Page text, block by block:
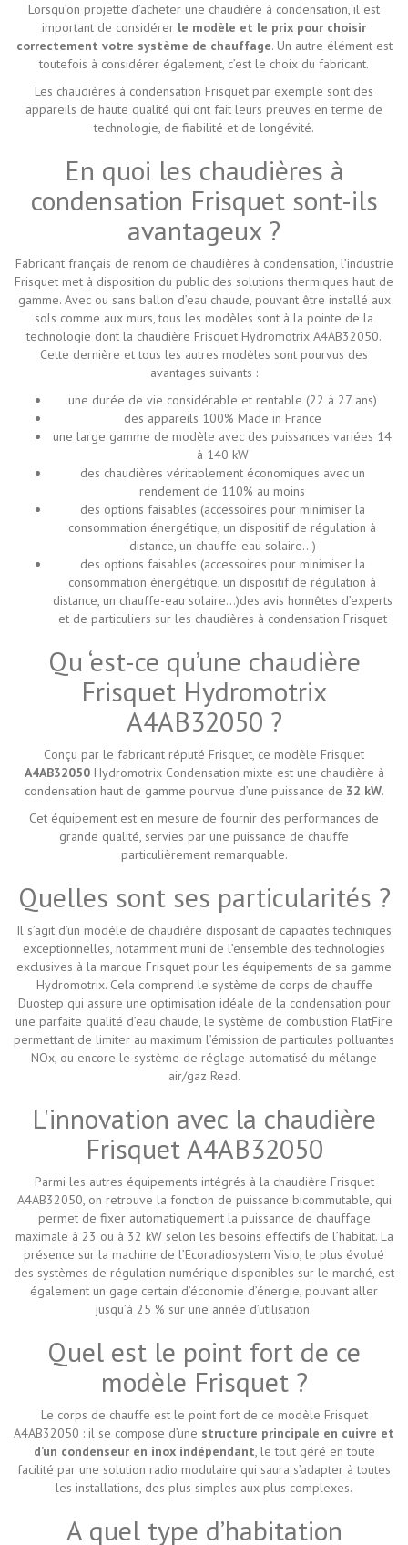
Lorsqu’on projette d’acheter une chaudière à condensation, il est
important de considérer le modèle et le prix pour choisir
correctement votre système de chauffage. Un autre élément est
toutefois à considérer également, c’est le choix du fabricant.
Les chaudières à condensation Frisquet par exemple sont des
appareils de haute qualité qui ont fait leurs preuves en terme de
technologie, de fiabilité et de longévité.
En quoi les chaudières à
condensation Frisquet sont-ils
avantageux ?
Fabricant français de renom de chaudières à condensation, l’industrie
Frisquet met à disposition du public des solutions thermiques haut de
gamme. Avec ou sans ballon d’eau chaude, pouvant être installé aux
sols comme aux murs, tous les modèles sont à la pointe de la
technologie dont la chaudière Frisquet Hydromotrix A4AB32050.
Cette dernière et tous les autres modèles sont pourvus des
avantages suivants :
une durée de vie considérable et rentable (22 à 27 ans)
des appareils 100% Made in France
une large gamme de modèle avec des puissances variées 14
à 140 kW
des chaudières véritablement économiques avec un
rendement de 110% au moins
des options faisables (accessoires pour minimiser la
consommation énergétique, un dispositif de régulation à
distance, un chauffe-eau solaire...)
des options faisables (accessoires pour minimiser la
consommation énergétique, un dispositif de régulation à
distance, un chauffe-eau solaire...)des avis honnêtes d’experts
et de particuliers sur les chaudières à condensation Frisquet
Qu ‘est-ce qu’une chaudière
Frisquet Hydromotrix
A4AB32050 ?
Conçu par le fabricant réputé Frisquet, ce modèle Frisquet
A4AB32050Hydromotrix Condensation mixte est une chaudière à
condensation haut de gamme pourvue d’une puissance de 32 kW.
Cet équipement est en mesure de fournir des performances de
grande qualité, servies par une puissance de chauffe
particulièrement remarquable.
Quelles sont ses particularités ?
Il s’agit d’un modèle de chaudière disposant de capacités techniques
exceptionnelles, notamment muni de l’ensemble des technologies
exclusives à la marque Frisquet pour les équipements de sa gamme
Hydromotrix. Cela comprend le système de corps de chauffe
Duostep qui assure une optimisation idéale de la condensation pour
une parfaite qualité d’eau chaude, le système de combustion FlatFire
permettant de limiter au maximum l’émission de particules polluantes
NOx, ou encore le système de réglage automatisé du mélange
air/gaz Read.
L'innovation avec la chaudière
Frisquet A4AB32050
Parmi les autres équipements intégrés à la chaudière Frisquet
A4AB32050, on retrouve la fonction de puissance bicommutable, qui
permet de fixer automatiquement la puissance de chauffage
maximale à 23 ou à 32 kW selon les besoins effectifs de l’habitat. La
présence sur la machine de l’Ecoradiosystem Visio, le plus évolué
des systèmes de régulation numérique disponibles sur le marché, est
également un gage certain d’économie d’énergie, pouvant aller
jusqu’à 25 % sur une année d’utilisation.
Quel est le point fort de ce
modèle Frisquet ?
Le corps de chauffe est le point fort de ce modèle Frisquet
A4AB32050 : il se compose d’une structure principale en cuivre et
d’un condenseur en inox indépendant, le tout géré en toute
facilité par une solution radio modulaire qui saura s’adapter à toutes
les installations, des plus simples aux plus complexes.
A quel type d’habitation